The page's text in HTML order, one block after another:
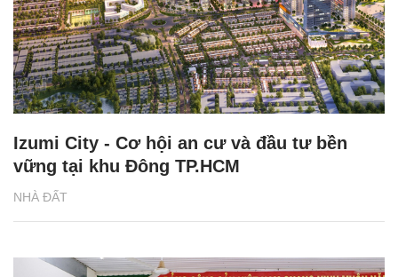
NHÀ ĐẤT
Izumi City - Cơ hội an cư và đầu tư bền
vững tại khu Đông TP.HCM